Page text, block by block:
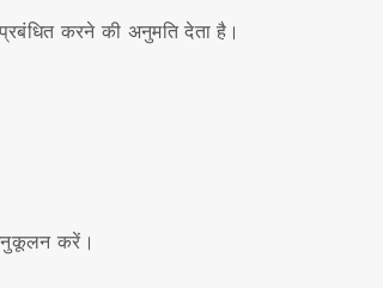
करने की अनुमति देता है।
करें।